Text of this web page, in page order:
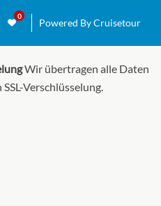
Powered By Cruisetour
Wir übertragen alle Daten
Verschlüsselung.